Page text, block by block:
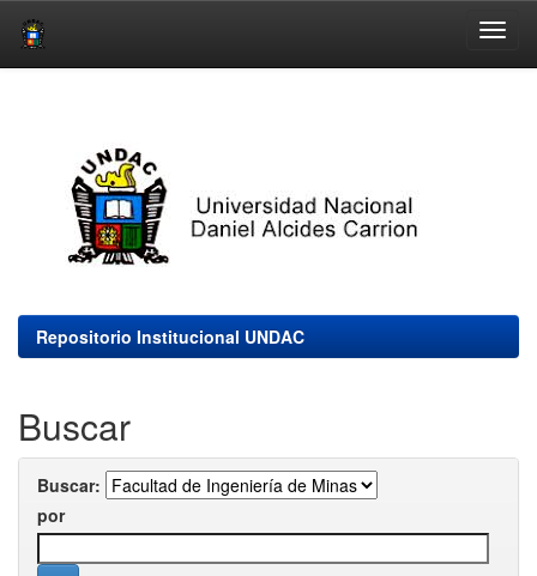
Repositorio Institucional UNDAC
Buscar
Buscar:
por